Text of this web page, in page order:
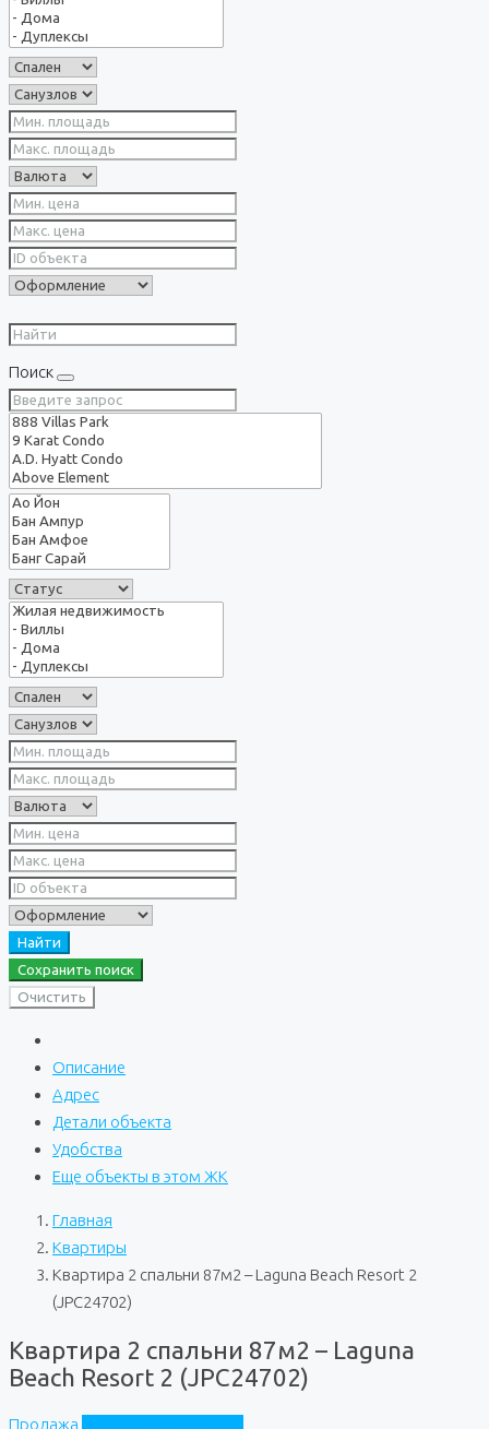
Поиск
Найти
Сохранить поиск
Очистить
Описание
Адрес
Детали объекта
Удобства
Еще объекты в этом ЖК
Главная
Квартиры
Квартира 2 спальни 87м2 – Laguna Beach Resort 2
(JPC24702)
Квартира 2 спальни 87м2 – Laguna
Beach Resort 2 (JPC24702)
Продажа